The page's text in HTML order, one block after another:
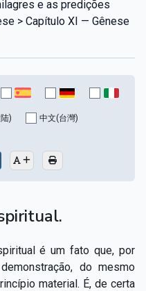
e as predições
> Capítulo XI — Gênese
) 中文(台灣)
é um fato que, por
do mesmo
material. É, de certa